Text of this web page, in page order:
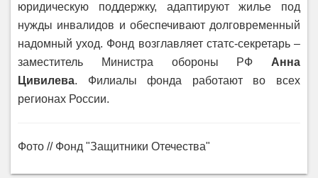
юридическую поддержку, адаптируют жилье под
нужды инвалидов и обеспечивают долговременный
надомный уход. Фонд возглавляет статс-секретарь –
заместитель Министра обороны РФ Анна
Цивилева. Филиалы фонда работают во всех
регионах России.
Фото // Фонд "Защитники Отечества"